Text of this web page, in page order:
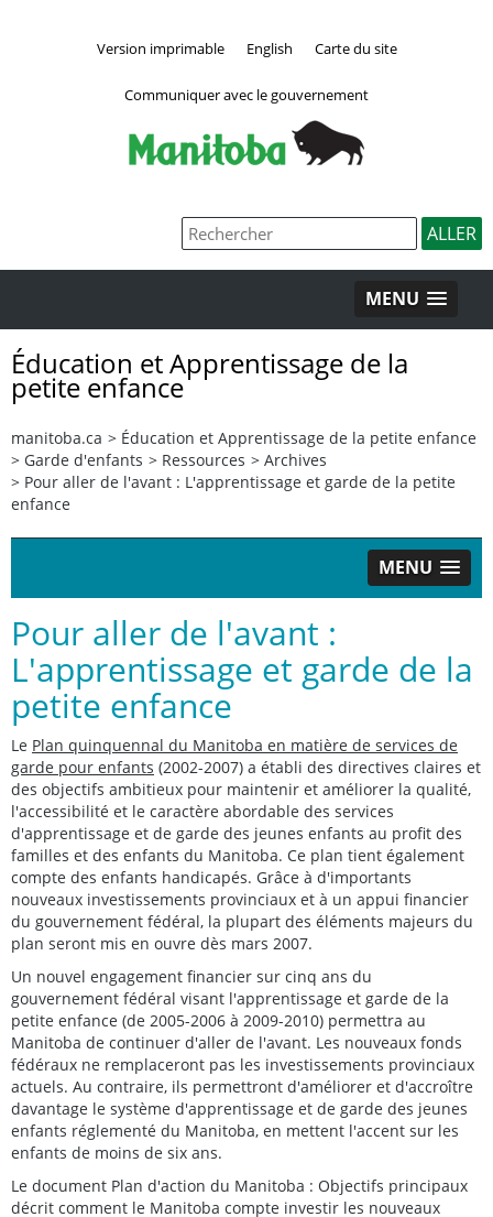
Version imprimable English Carte du site
Communiquer avec le gouvernement
MENU
Éducation et Apprentissage de la
petite enfance
manitoba.ca > Éducation et Apprentissage de la petite enfance
> Garde d'enfants > Ressources > Archives
> Pour aller de l'avant : L'apprentissage et garde de la petite
enfance
MENU
Pour aller de l'avant :
L'apprentissage et garde de la
petite enfance
Le Plan quinquennal du Manitoba en matière de services de
garde pour enfants (2002-2007) a établi des directives claires et
des objectifs ambitieux pour maintenir et améliorer la qualité,
l'accessibilité et le caractère abordable des services
d'apprentissage et de garde des jeunes enfants au profit des
familles et des enfants du Manitoba. Ce plan tient également
compte des enfants handicapés. Grâce à d'importants
nouveaux investissements provinciaux et à un appui financier
du gouvernement fédéral, la plupart des éléments majeurs du
plan seront mis en ouvre dès mars 2007.
Un nouvel engagement financier sur cinq ans du
gouvernement fédéral visant l'apprentissage et garde de la
petite enfance (de 2005-2006 à 2009-2010) permettra au
Manitoba de continuer d'aller de l'avant. Les nouveaux fonds
fédéraux ne remplaceront pas les investissements provinciaux
actuels. Au contraire, ils permettront d'améliorer et d'accroître
davantage le système d'apprentissage et de garde des jeunes
enfants réglementé du Manitoba, en mettent l'accent sur les
enfants de moins de six ans.
Le document Plan d'action du Manitoba : Objectifs principaux
décrit comment le Manitoba compte investir les nouveaux